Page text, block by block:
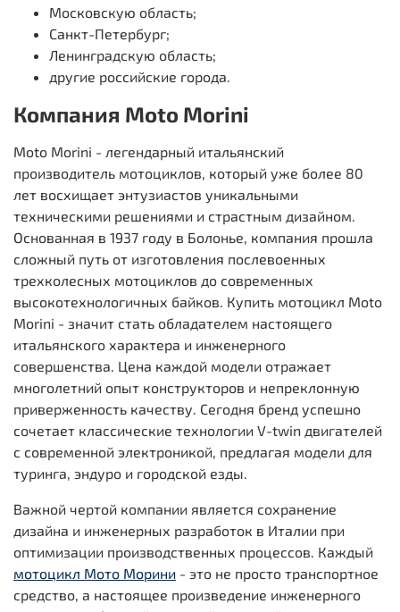
Московскую область;
Санкт-Петербург;
Ленинградскую область;
другие российские города.
Компания Moto Morini
Moto Morini - легендарный итальянский
производитель мотоциклов, который уже более 80
лет восхищает энтузиастов уникальными
техническими решениями и страстным дизайном.
Основанная в 1937 году в Болонье, компания прошла
сложный путь от изготовления послевоенных
трехколесных мотоциклов до современных
высокотехнологичных байков. Купить мотоцикл Moto
Morini - значит стать обладателем настоящего
итальянского характера и инженерного
совершенства. Цена каждой модели отражает
многолетний опыт конструкторов и непреклонную
приверженность качеству. Сегодня бренд успешно
сочетает классические технологии V-twin двигателей
с современной электроникой, предлагая модели для
туринга, эндуро и городской езды.
Важной чертой компании является сохранение
дизайна и инженерных разработок в Италии при
оптимизации производственных процессов. Каждый
мотоцикл Мото Морини - это не просто транспортное
средство, а настоящее произведение инженерного